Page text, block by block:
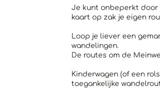
Je kunt onbeperkt door
kaart op zak je eigen
Loop je liever een
wandelingen.
De routes om de
Kinderwagen (of een
toegankelijke